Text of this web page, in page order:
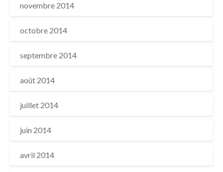
novembre 2014
octobre 2014
septembre 2014
août 2014
juillet 2014
juin 2014
avril 2014